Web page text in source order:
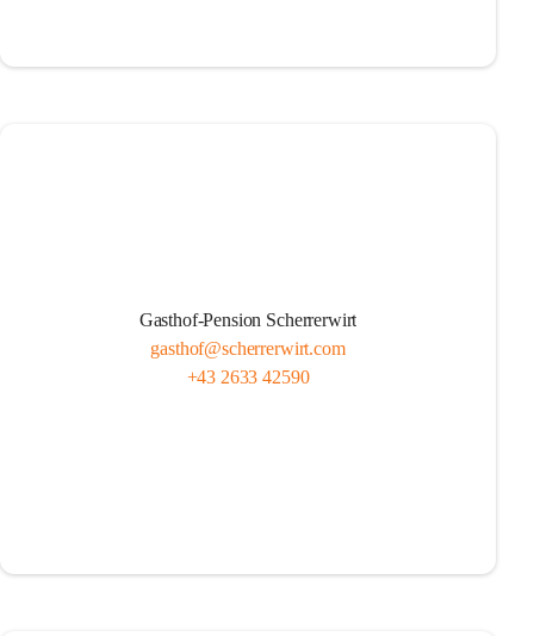
Gasthof-Pension Scherrerwirt
gasthof@scherrerwirt.com
+43 2633 42590